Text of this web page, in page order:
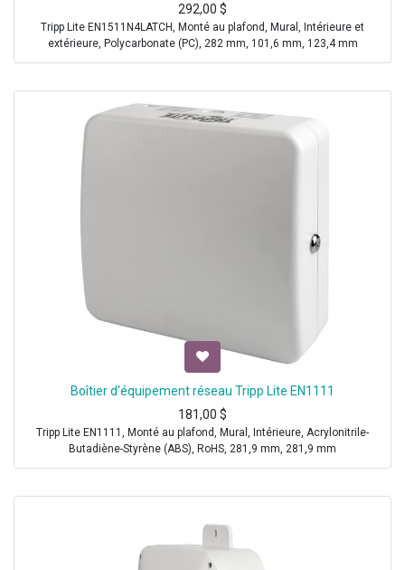
292,00 $
Tripp Lite EN1511N4LATCH, Monté au plafond, Mural, Intérieure et
extérieure, Polycarbonate (PC), 282 mm, 101,6 mm, 123,4 mm
Boîtier d'équipement réseau Tripp Lite EN1111
181,00 $
Tripp Lite EN1111, Monté au plafond, Mural, Intérieure, Acrylonitrile-
Butadiène-Styrène (ABS), RoHS, 281,9 mm, 281,9 mm